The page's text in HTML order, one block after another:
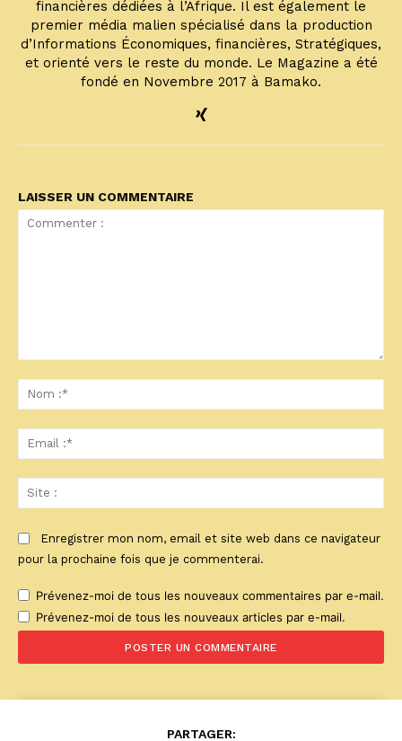
financières dédiées à l’Afrique. Il est également le
premier média malien spécialisé dans la production
d’Informations Économiques, financières, Stratégiques,
et orienté vers le reste du monde. Le Magazine a été
fondé en Novembre 2017 à Bamako.
LAISSER UN COMMENTAIRE
:*
:*
:
Enregistrer mon nom, email et site web dans ce navigateur
pour la prochaine fois que je commenterai.
Prévenez-moi de tous les nouveaux commentaires par e-mail.
Prévenez-moi de tous les nouveaux articles par e-mail.
PARTAGER: